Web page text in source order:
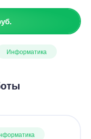
Информатика